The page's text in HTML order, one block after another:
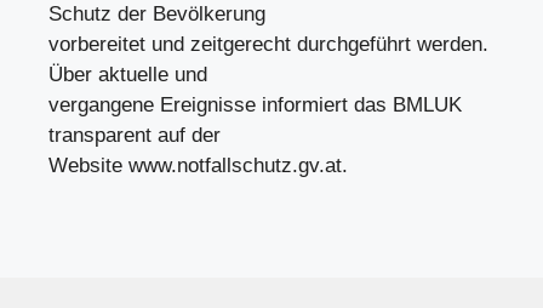
Schutz der Bevölkerung
vorbereitet und zeitgerecht durchgeführt werden.
Über aktuelle und
vergangene Ereignisse informiert das BMLUK
transparent auf der
Website www.notfallschutz.gv.at.